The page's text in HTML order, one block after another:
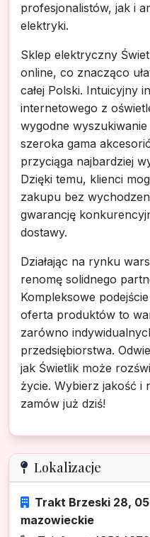
profesjonalistów, jak i
elektryki.
Sklep elektryczny
online, co znacząco
całej Polski. Intuicyjny
internetowego z
wygodne
szeroka gama
przyciąga najbardziej
Dzięki temu, klienci
zakupu bez
gwarancję
dostawy.
Działając na rynku
renomę solidnego
Kompleksowe
oferta produktów to
zarówno
przedsiębiorstwa.
jak Świetlik może
życie. Wybierz jakość i
zamów już dziś!
Lokalizacje
Trakt Brzeski 28,
mazowieckie